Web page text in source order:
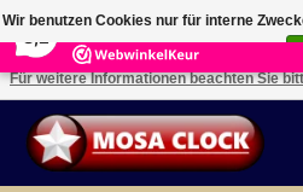
164 Reviews
Kies uw taal: NL -- Wählen Sie ihre Sprache:
Wir benutzen Cookies nur für interne
Ist das in Ordnung?
Für weitere Informationen beachten Sie